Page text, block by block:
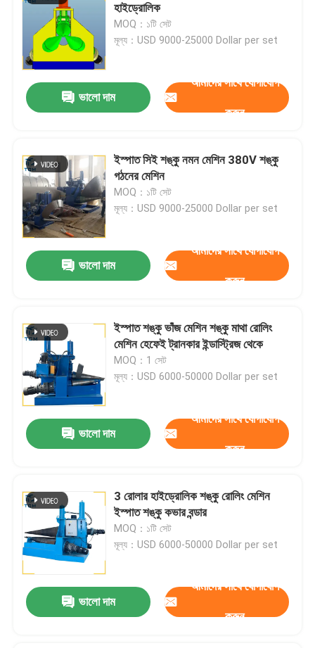
হাইড্রোলিক
MOQ：১টি সেট
মূল্য：USD 9000-25000 Dollar per set
ভালো দাম
আমাদের সাথে যোগাযোগ
করুন
ইস্পাত সিই শঙ্কু নমন মেশিন 380V শঙ্কু
গঠনের মেশিন
MOQ：১টি সেট
মূল্য：USD 9000-25000 Dollar per set
ভালো দাম
আমাদের সাথে যোগাযোগ
করুন
ইস্পাত শঙ্কু ভাঁজ মেশিন শঙ্কু মাথা রোলিং
মেশিন হেফেই ট্রানকার ইন্ডাস্ট্রিজ থেকে
MOQ：1 সেট
মূল্য：USD 6000-50000 Dollar per set
ভালো দাম
আমাদের সাথে যোগাযোগ
করুন
3 রোলার হাইড্রোলিক শঙ্কু রোলিং মেশিন
ইস্পাত শঙ্কু কভার বন্ডার
MOQ：১টি সেট
মূল্য：USD 6000-50000 Dollar per set
ভালো দাম
আমাদের সাথে যোগাযোগ
করুন